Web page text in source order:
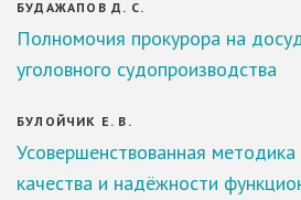
БУДАЖАПОВ Д. С.
Полномочия прокурора на
уголовного судопроизводства
БУЛОЙЧИК Е. В.
Усовершенствованная
качества и надёжности